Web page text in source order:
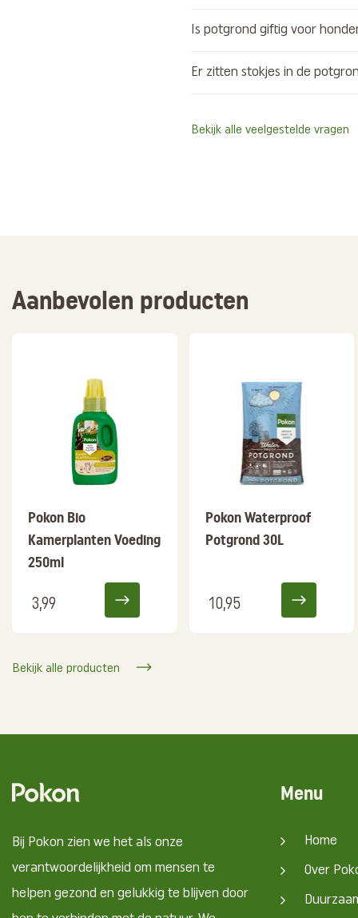
Is potgrond giftig voor
Er zitten stokjes in de
Bekijk alle veelgestelde vragen
Aanbevolen producten
Pokon Bio
Kamerplanten Voeding
250ml
3,99
Pokon Waterproof
Potgrond 30L
10,95
Bekijk alle producten
Bij Pokon zien we het als onze
verantwoordelijkheid om mensen te
helpen gezond en gelukkig te blijven door
Menu
Home
Over